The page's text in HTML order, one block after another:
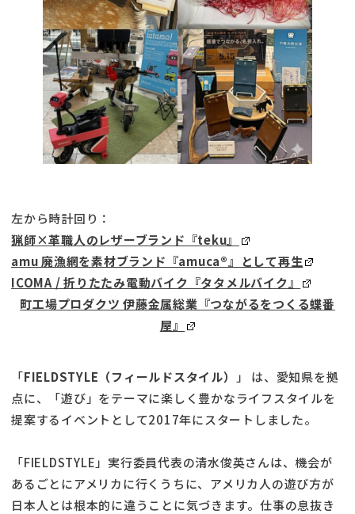
左から時計回り：
猟師×革職人のレザーブランド『teku』
amu 廃漁網を素材ブランド『amuca®︎』として再生
ICOMA / 折りたたみ電動バイク『タタメルバイク』
町工場プロダクツ 伊藤金属総業『つながるをつくる蝶番
屋』
「FIELDSTYLE（フィールドスタイル）
」 は、愛知県を拠
点に、「遊び」をテーマに楽しく豊かなライフスタイルを
提案するイベントとして2017年にスタートしました。
「FIELDSTYLE」実行委員代表の清水俊英さんは、機会が
あるごとにアメリカに行くうちに、アメリカ人の遊び方が
日本人とは根本的に違うことに気づきます。仕事の息抜き